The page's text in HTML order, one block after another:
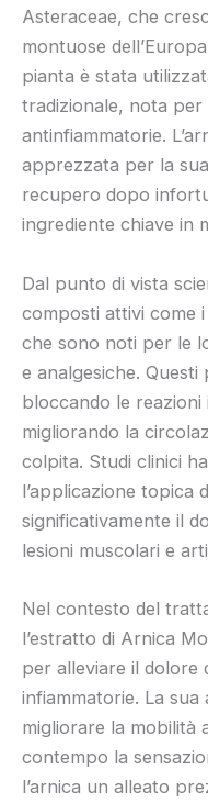
Asteraceae, che
montuose
pianta è stata
tradizionale, nota
antinfiammatorie.
apprezzata per la
recupero dopo
ingrediente chiave in
Dal punto di vista
composti attivi come
che sono noti per le
e analgesiche.
bloccando le
migliorando la
colpita. Studi clinici
l’applicazione topica
significativamente il
lesioni muscolari e
Nel contesto del
l’estratto di Arnica
per alleviare il dolore
infiammatorie. La
migliorare la mobilità
contempo la
l’arnica un alleato